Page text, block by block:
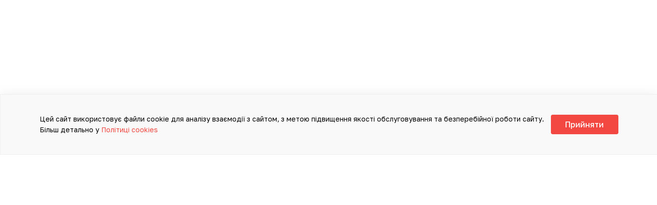
Цей сайт використовує файли cookie для аналізу взаємодії з сайтом, з метою підвищення якості обслуговування та безперебійної роботи сайту.
Більш детально у Політиці cookies
Прийняти